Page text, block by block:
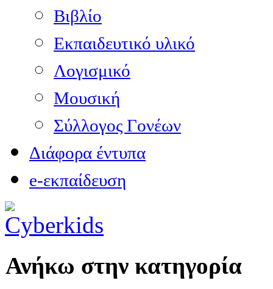
Βιβλίο
Εκπαιδευτικό υλικό
Λογισμικό
Μουσική
Σύλλογος Γονέων
Διάφορα έντυπα
e-εκπαίδευση
Ανήκω στην κατηγορία